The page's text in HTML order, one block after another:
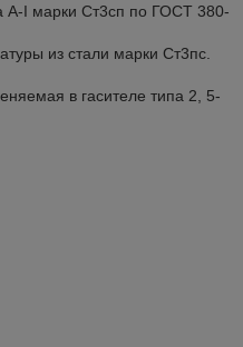
А-I марки Ст3сп по ГОСТ 380-
из стали марки Ст3пс.
в гасителе типа 2, 5-